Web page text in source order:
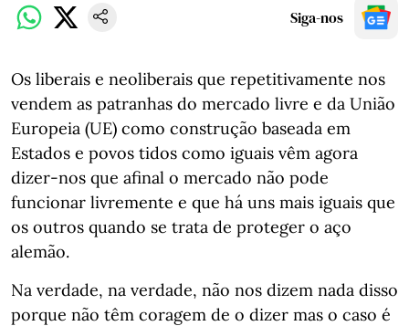
Siga-nos
Os liberais e neoliberais que repetitivamente nos
vendem as patranhas do mercado livre e da União
Europeia (UE) como construção baseada em
Estados e povos tidos como iguais vêm agora
dizer-nos que afinal o mercado não pode
funcionar livremente e que há uns mais iguais que
os outros quando se trata de proteger o aço
alemão.
Na verdade, na verdade, não nos dizem nada disso
porque não têm coragem de o dizer mas o caso é